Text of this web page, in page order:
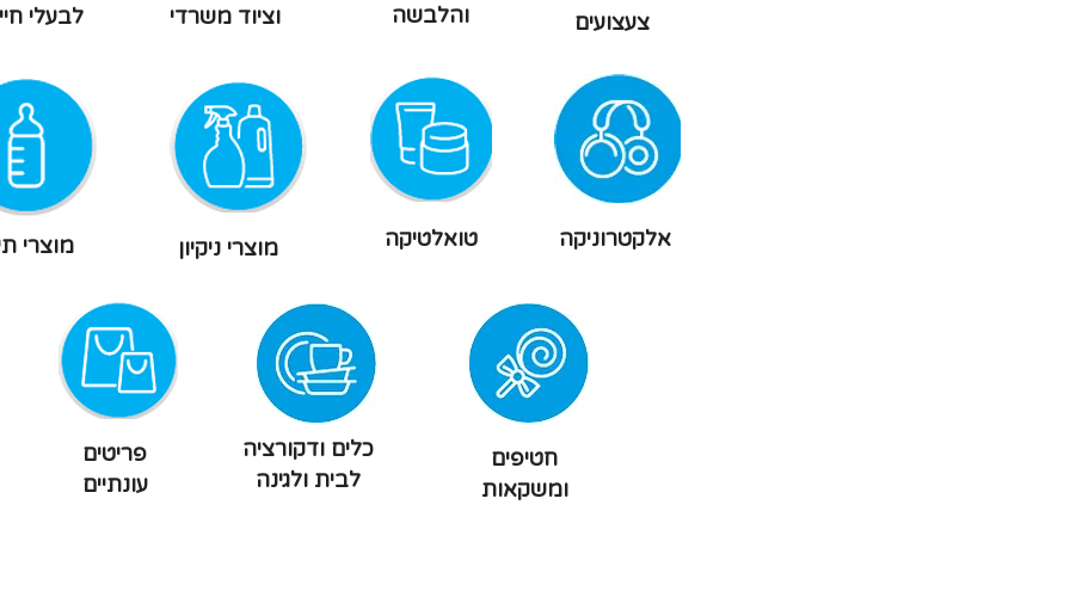
לבעלי
וציוד משרדי
והלבשה
מוצרי מוצרי ניקיון טואלטיקה
צעצועים
אלקטרוניקה
פריטים
עונתיים
כלים ודקורציה
לבית ולגינה
חטיפים
ומשקאות